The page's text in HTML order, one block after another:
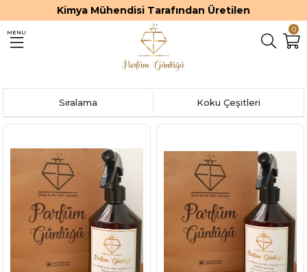
Kimya Mühendisi Tarafından Üretilen
0
MENU
Koku Çeşitleri
Sıralama